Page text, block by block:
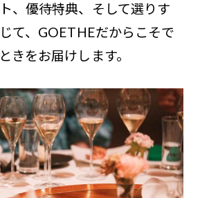
、優待特典、そして選りす
て、GOETHEだからこそで
きをお届けします。